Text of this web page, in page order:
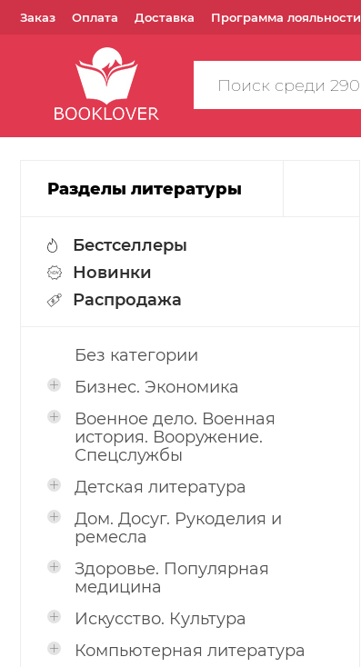
Заказ Оплата Доставка Программа лояльности
Поиск
по
Разделы литературы
Бестселлеры
Новинки
Распродажа
Без категории
Бизнес. Экономика
Военное дело. Военная
история. Вооружение.
Спецслужбы
Детская литература
Дом. Досуг. Рукоделия и
ремесла
Здоровье. Популярная
медицина
Искусство. Культура
Компьютерная литература